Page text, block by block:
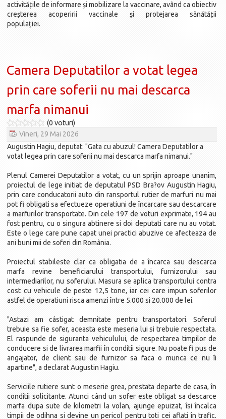
activitățile de informare și mobilizare la vaccinare, având ca obiectiv
creșterea acoperirii vaccinale și protejarea sănătății
populației.
Camera Deputatilor a votat legea
prin care soferii nu mai descarca
marfa nimanui
(0 voturi)
Vineri, 29 Mai 2026
Augustin Hagiu, deputat: "Gata cu abuzul! Camera Deputatilor a
votat legea prin care soferii nu mai descarca marfa nimanui."
Plenul Camerei Deputatilor a votat, cu un sprijin aproape unanim,
proiectul de lege initiat de deputatul PSD Bra?ov Augustin Hagiu,
prin care conducatorii auto din ransportul rutier de marfuri nu mai
pot fi obligati sa efectueze operatiuni de încarcare sau descarcare
a marfurilor transportate. Din cele 197 de voturi exprimate, 194 au
fost pentru, cu o singura abtinere si doi deputati care nu au votat.
Este o lege care pune capat unei practici abuzive ce afecteaza de
ani buni mii de soferi din România.
Proiectul stabileste clar ca obligatia de a încarca sau descarca
marfa revine beneficiarului transportului, furnizorului sau
intermediarilor, nu soferului. Masura se aplica transportului contra
cost cu vehicule de peste 12,5 tone, iar cei care impun soferilor
astfel de operatiuni risca amenzi între 5.000 si 20.000 de lei.
"Astazi am câstigat demnitate pentru transportatori. Soferul
trebuie sa fie sofer, aceasta este meseria lui si trebuie respectata.
El raspunde de siguranta vehiculului, de respectarea timpilor de
conducere si de livrarea marfii în conditii sigure. Nu poate fi pus de
angajator, de client sau de furnizor sa faca o munca ce nu îi
apartine", a declarat Augustin Hagiu.
Serviciile rutiere sunt o meserie grea, prestata departe de casa, în
conditii solicitante. Atunci când un sofer este obligat sa descarce
marfa dupa sute de kilometri la volan, ajunge epuizat, îsi încalca
timpii de odihna si devine un pericol pentru toti cei aflati în trafic.